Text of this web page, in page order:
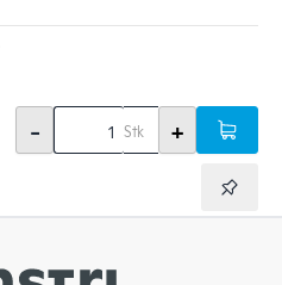
- Stk +